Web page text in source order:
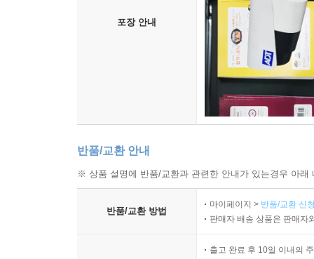
포장 안내
반품/교환 안내
※ 상품 설명에 반품/교환과 관련한 안내가 있는경우 아
반품/교환 방법
마이페이지 > 반품/교환 신
판매자 배송 상품은 판매자
출고 완료 후 10일 이내의